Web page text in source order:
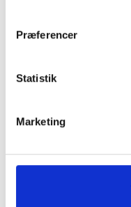
Præferencer
Statistik
Marketing